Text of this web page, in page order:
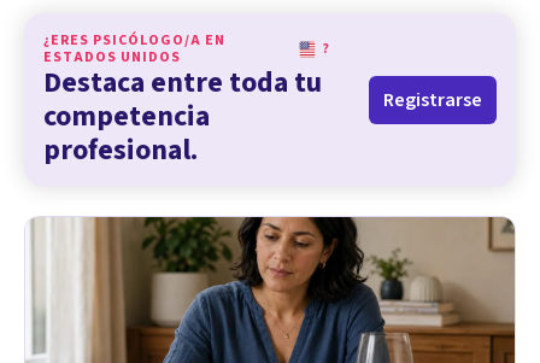
¿ERES PSICÓLOGO/A EN
ESTADOS UNIDOS
?
Destaca entre toda tu
competencia
profesional.
Registrarse